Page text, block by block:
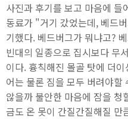
사진과 후기를 보고 마음에
동료가 "거기 갔었는데, 베드
기했다. 베드버그가 뭐냐고?
빈대의 일종으로 집시보다 무
이다. 흉칙해진 몰골 탓에 더
어는 물론 짐을 모두 버려야할
않을까 불안한 마음에 잠을 청
금도 온 못이 간질간질해질